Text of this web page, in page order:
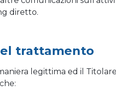
diretto.
trattamento
legittima ed il